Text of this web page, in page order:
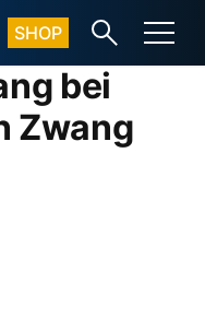
SHOP
bei
Zwang